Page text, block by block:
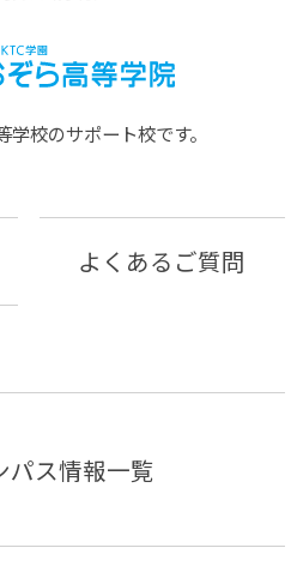
校のサポート校です。
よくあるご質問
パス情報一覧